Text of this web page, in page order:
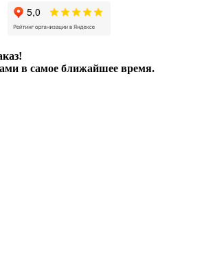
в самое ближайшее время.